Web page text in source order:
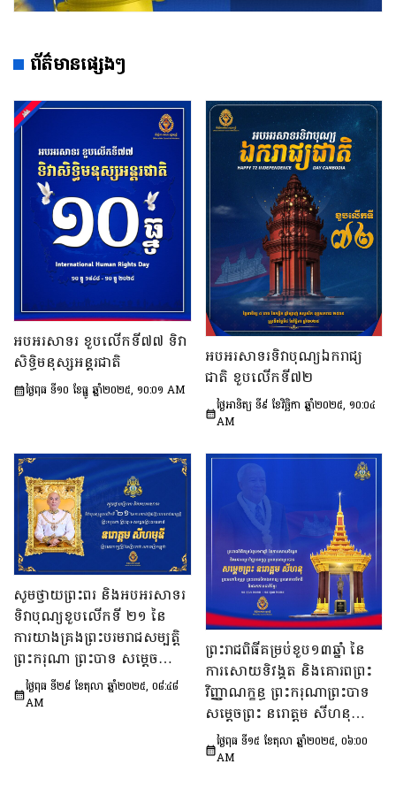
ព័ត៌មានផ្សេងៗ
អបអរសាទរ ខួបលើកទី៧៧ ទិវា
សិទ្ធិមនុស្សអន្តរជាតិ
ថ្ងៃពុធ ទី១០ ខែធ្នូ ឆ្នាំ២០២៥, ១០:០១ AM
អបអរសាទរទិវាបុណ្យឯករាជ្យ
ជាតិ ខួបលើកទី៧២
ថ្ងៃអាទិត្យ ទី៩ ខែវិច្ឆិកា ឆ្នាំ២០២៥, ១០:០៤
AM
សូមថ្វាយព្រះពរ និងអបអរសាទរ
ទិវាបុណ្យខួបលើកទី ២១ នៃ
ការយាងគ្រងព្រះបរមរាជសម្បត្តិ
ព្រះករុណា ព្រះបាទ សម្តេចព្រះប
រមនាថ នរោត្តម សីហមុនី
ព្រះមហាក្សត្រ នៃ
ថ្ងៃពុធ ទី២៩ ខែតុលា ឆ្នាំ២០២៥, ០៨:៤៨
AM
ព្រះរាជពិធីគម្រប់ខួប១៣ឆ្នាំ នៃ
ការសោយទិវង្គត និងគោរពព្រះ
វិញ្ញាណក្ខន្ធ ព្រះករុណាព្រះបាទ
សម្តេចព្រះ នរោត្តម សីហនុ
ព្រះមហាវីរក្សត្រ ព្រះវររាជបិតា
ឯករាជ្យ បូរណភាពទឹកដី និង
ថ្ងៃពុធ ទី១៥ ខែតុលា ឆ្នាំ២០២៥, ០៦:០០
AM